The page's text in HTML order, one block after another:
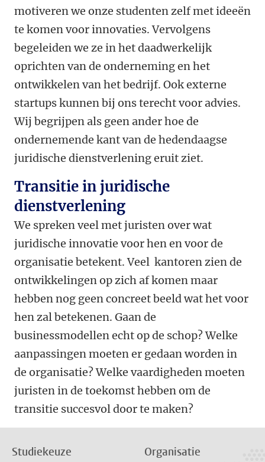
motiveren we onze studenten zelf met ideeën
te komen voor innovaties. Vervolgens
begeleiden we ze in het daadwerkelijk
oprichten van de onderneming en het
ontwikkelen van het bedrijf. Ook externe
startups kunnen bij ons terecht voor advies.
Wij begrijpen als geen ander hoe de
ondernemende kant van de hedendaagse
juridische dienstverlening eruit ziet.
Transitie in juridische
dienstverlening
We spreken veel met juristen over wat
juridische innovatie voor hen en voor de
organisatie betekent. Veel kantoren zien de
ontwikkelingen op zich af komen maar
hebben nog geen concreet beeld wat het voor
hen zal betekenen. Gaan de
businessmodellen echt op de schop? Welke
aanpassingen moeten er gedaan worden in
de organisatie? Welke vaardigheden moeten
juristen in de toekomst hebben om de
transitie succesvol door te maken?
Studiekeuze Organisatie